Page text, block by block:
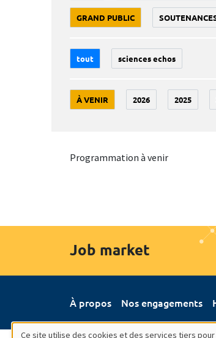
GRAND PUBLIC
tout sciences echos
À VENIR 2026 2025
Programmation à venir
Job market
À propos Nos engagements
Ce site utilise des cookies et des services tiers